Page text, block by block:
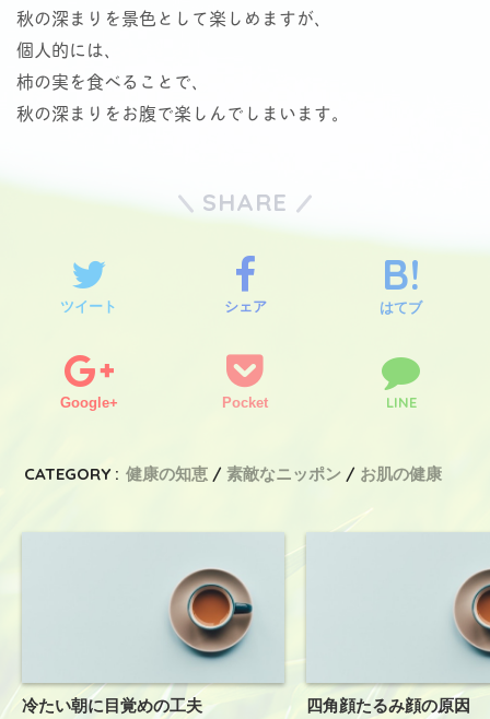
秋の深まりを景色として楽しめますが、
個人的には、
柿の実を食べることで、
秋の深まりをお腹で楽しんでしまいます。
SHARE
ツイート シェア はてブ
Google+ Pocket LINE
CATEGORY : 健康の知恵 素敵なニッポン お肌の健康
冷たい朝に目覚めの工夫 四角顔たるみ顔の原因